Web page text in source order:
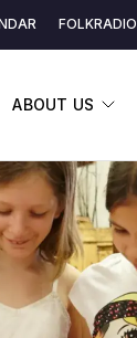
ABOUT US
FOLKRADIO